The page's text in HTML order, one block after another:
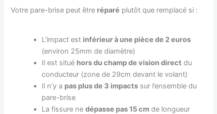
Votre pare-brise peut être réparé plutôt que remplacé si :
L’impact est inférieur à une pièce de 2 euros
(environ 25mm de diamètre)
Il est situé hors du champ de vision direct du
conducteur (zone de 29cm devant le volant)
Il n’y a pas plus de 3 impacts sur l’ensemble du
pare-brise
La fissure nedépasse pas 15 cm de longueur